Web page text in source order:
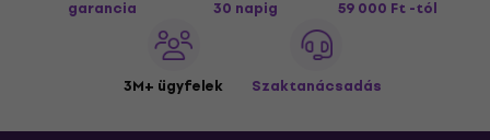
garancia
30 napig
59 000 Ft -tól
3M+ ügyfelek Szaktanácsadás